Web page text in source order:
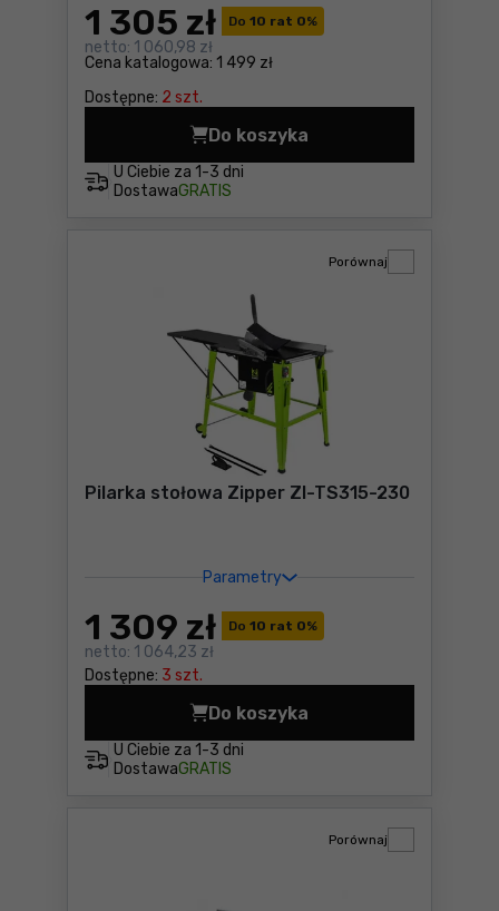
Do 10 rat 0%
Cena katalogowa: 1 499 zł
1 305 zł
netto: 1 060,98 zł
Dostępne: 2 szt.
U Ciebie za 1-3 dni
DostawaGRATIS
Do koszyka
Łuparka do drewna Zipper
Pilarka stołowa Zipper ZI-TS315-230
Parametry
Do 10 rat 0%
1 309 zł
netto: 1 064,23 zł
Dostępne: 3 szt.
Porównaj
U Ciebie za 1-3 dni
DostawaGRATIS
Do koszyka
Pilarka stołowa Zipper ZI-
Porównaj